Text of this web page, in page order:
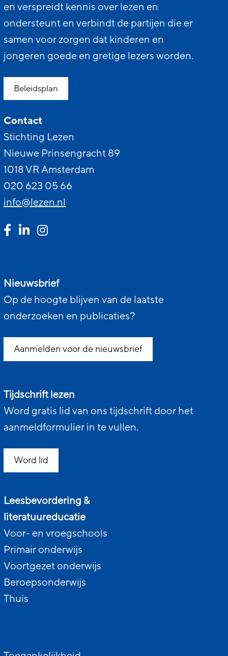
en verspreidt kennis over lezen en
ondersteunt en verbindt de partijen die er
samen voor zorgen dat kinderen en
jongeren goede en gretige lezers worden.
Beleidsplan
Contact
Stichting Lezen
Nieuwe Prinsengracht 89
1018 VR Amsterdam
020 623 05 66
info@lezen.nl
Nieuwsbrief
Op de hoogte blijven van de laatste
onderzoeken en publicaties?
Aanmelden voor de nieuwsbrief
Tijdschrift lezen
Word gratis lid van ons tijdschrift door het
aanmeldformulier in te vullen.
Word lid
Leesbevordering &
literatuureducatie
Voor- en vroegschools
Primair onderwijs
Voortgezet onderwijs
Beroepsonderwijs
Thuis